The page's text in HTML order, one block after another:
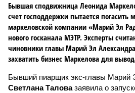
Бывшая сподвижница Леонида
счет господдержки пытается
маркеловской компании «Марий Эл
нового госканала МЭТР. Эксперты
чиновники главы Марий Эл
захватить бизнес Маркелова для
Бывший пиарщик экс-главы Марий
Светлана Таловазаявила о